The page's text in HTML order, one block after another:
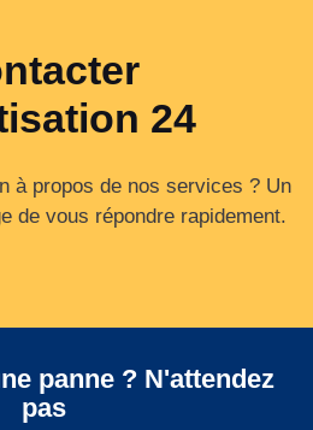
24
à propos de nos services ? Un
de vous répondre rapidement.
panne ? N'attendez
pas